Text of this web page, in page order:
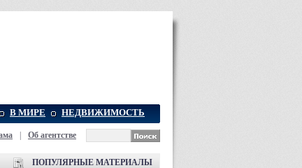
В МИРЕ НЕДВИЖИМОСТЬ
Об агентстве
ПОПУЛЯРНЫЕ МАТЕРИАЛЫ